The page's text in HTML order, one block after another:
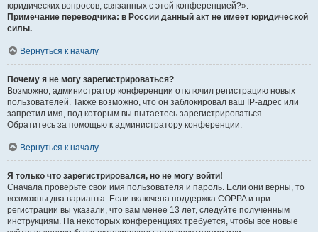
юридических вопросов, связанных с этой конференцией?».
Примечание переводчика: в России данный акт не имеет юридической
силы..
Вернуться к началу
Почему я не могу зарегистрироваться?
Возможно, администратор конференции отключил регистрацию новых
пользователей. Также возможно, что он заблокировал ваш IP-адрес или
запретил имя, под которым вы пытаетесь зарегистрироваться.
Обратитесь за помощью к администратору конференции.
Вернуться к началу
Я только что зарегистрировался, но не могу войти!
Сначала проверьте свои имя пользователя и пароль. Если они верны, то
возможны два варианта. Если включена поддержка COPPA и при
регистрации вы указали, что вам менее 13 лет, следуйте полученным
инструкциям. На некоторых конференциях требуется, чтобы все новые